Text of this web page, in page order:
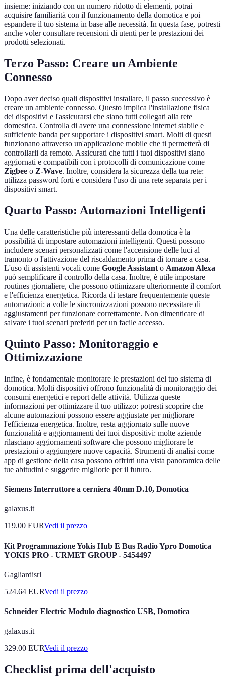
insieme: iniziando con un numero ridotto di elementi, potrai
acquisire familiarità con il funzionamento della domotica e poi
espandere il tuo sistema in base alle necessità. In questa fase, potresti
anche voler consultare recensioni di utenti per le prestazioni dei
prodotti selezionati.
Terzo Passo: Creare un Ambiente
Connesso
Dopo aver deciso quali dispositivi installare, il passo successivo è
creare un ambiente connesso. Questo implica l'installazione fisica
dei dispositivi e l'assicurarsi che siano tutti collegati alla rete
domestica. Controlla di avere una connessione internet stabile e
sufficiente banda per supportare i dispositivi smart. Molti di questi
funzionano attraverso un'applicazione mobile che ti permetterà di
controllarli da remoto. Assicurati che tutti i tuoi dispositivi siano
aggiornati e compatibili con i protocolli di comunicazione come
Zigbee o Z-Wave. Inoltre, considera la sicurezza della tua rete:
utilizza password forti e considera l'uso di una rete separata per i
dispositivi smart.
Quarto Passo: Automazioni Intelligenti
Una delle caratteristiche più interessanti della domotica è la
possibilità di impostare automazioni intelligenti. Questi possono
includere scenari personalizzati come l'accensione delle luci al
tramonto o l'attivazione del riscaldamento prima di tornare a casa.
L'uso di assistenti vocali come Google Assistant o Amazon Alexa
può semplificare il controllo della casa. Inoltre, è utile impostare
routines giornaliere, che possono ottimizzare ulteriormente il comfort
e l'efficienza energetica. Ricorda di testare frequentemente queste
automazioni: a volte le sincronizzazioni possono necessitare di
aggiustamenti per funzionare correttamente. Non dimenticare di
salvare i tuoi scenari preferiti per un facile accesso.
Quinto Passo: Monitoraggio e
Ottimizzazione
Infine, è fondamentale monitorare le prestazioni del tuo sistema di
domotica. Molti dispositivi offrono funzionalità di monitoraggio dei
consumi energetici e report delle attività. Utilizza queste
informazioni per ottimizzare il tuo utilizzo: potresti scoprire che
alcune automazioni possono essere aggiustate per migliorare
l'efficienza energetica. Inoltre, resta aggiornato sulle nuove
funzionalità e aggiornamenti dei tuoi dispositivi: molte aziende
rilasciano aggiornamenti software che possono migliorare le
prestazioni o aggiungere nuove capacità. Strumenti di analisi come
app di gestione della casa possono offrirti una vista panoramica delle
tue abitudini e suggerire migliorie per il futuro.
Siemens Interruttore a cerniera 40mm D.10, Domotica
galaxus.it
119.00 EURVedi il prezzo
Kit Programmazione Yokis Hub E Bus Radio Ypro Domotica
YOKIS PRO - URMET GROUP - 5454497
Gagliardisrl
524.64 EURVedi il prezzo
Schneider Electric Modulo diagnostico USB, Domotica
galaxus.it
329.00 EURVedi il prezzo
Checklist prima dell'acquisto